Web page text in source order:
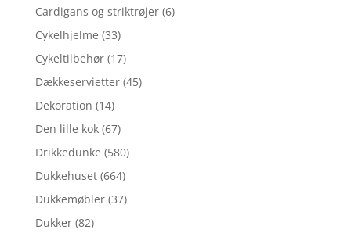
Cardigans og striktrøjer (6)
Cykelhjelme (33)
Cykeltilbehør (17)
Dækkeservietter (45)
Dekoration (14)
Den lille kok (67)
Drikkedunke (580)
Dukkehuset (664)
Dukkemøbler (37)
Dukker (82)